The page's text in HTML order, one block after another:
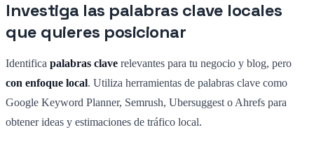
Investiga las palabras clave locales
que quieres posicionar
Identifica palabras clave relevantes para tu negocio y blog, pero
con enfoque local. Utiliza herramientas de palabras clave como
Google Keyword Planner, Semrush, Ubersuggest o Ahrefs para
obtener ideas y estimaciones de tráfico local.